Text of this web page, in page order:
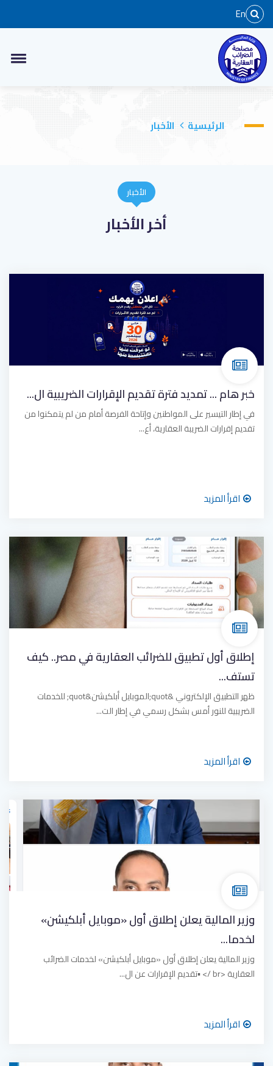
En
الرئيسية الأخبار
الأخبار
أخر الأخبار
خبر هام ... تمديد فترة تقديم الإقرارات الضريبية ال...
في إطار التيسير على المواطنين وإتاحة الفرصة أمام من لم يتمكنوا من
تقديم إقرارات الضريبة العقارية، أع...
اقرأ المزيد
إطلاق أول تطبيق للضرائب العقارية في مصر.. كيف
تستف...
ظهر التطبيق الإلكتروني &quot;الموبايل أبلكيشن&quot; للخدمات
الضريبية للنور أمس بشكل رسمي في إطار الت...
اقرأ المزيد
وزير المالية يعلن إطلاق أول «موبايل أبلكيشن»
لخدما...
وزير المالية يعلن إطلاق أول «موبايل أبلكيشن» لخدمات الضرائب
العقارية <br /> ▪︎تقديم الإقرارات عن ال...
اقرأ المزيد